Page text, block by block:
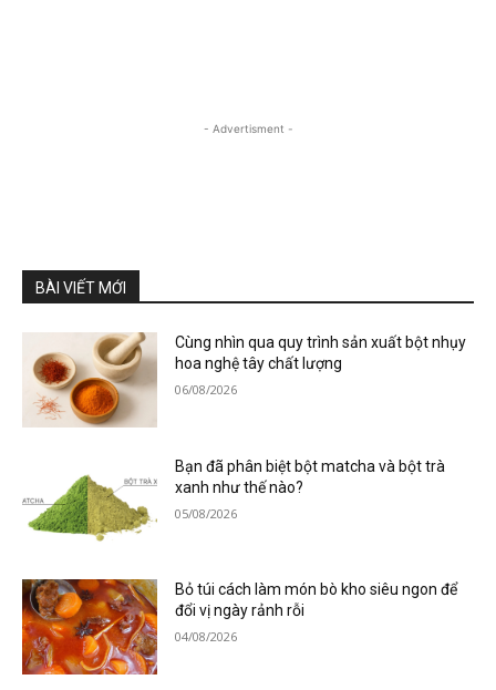
- Advertisment -
BÀI VIẾT MỚI
Cùng nhìn qua quy trình sản xuất bột nhụy
hoa nghệ tây chất lượng
06/08/2026
Bạn đã phân biệt bột matcha và bột trà
xanh như thế nào?
05/08/2026
Bỏ túi cách làm món bò kho siêu ngon để
đổi vị ngày rảnh rỗi
04/08/2026